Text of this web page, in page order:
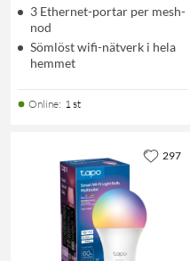
3 Ethernet-portar per mesh-
nod
Sömlöst wifi-nätverk i hela
hemmet
Online: 1 st
297